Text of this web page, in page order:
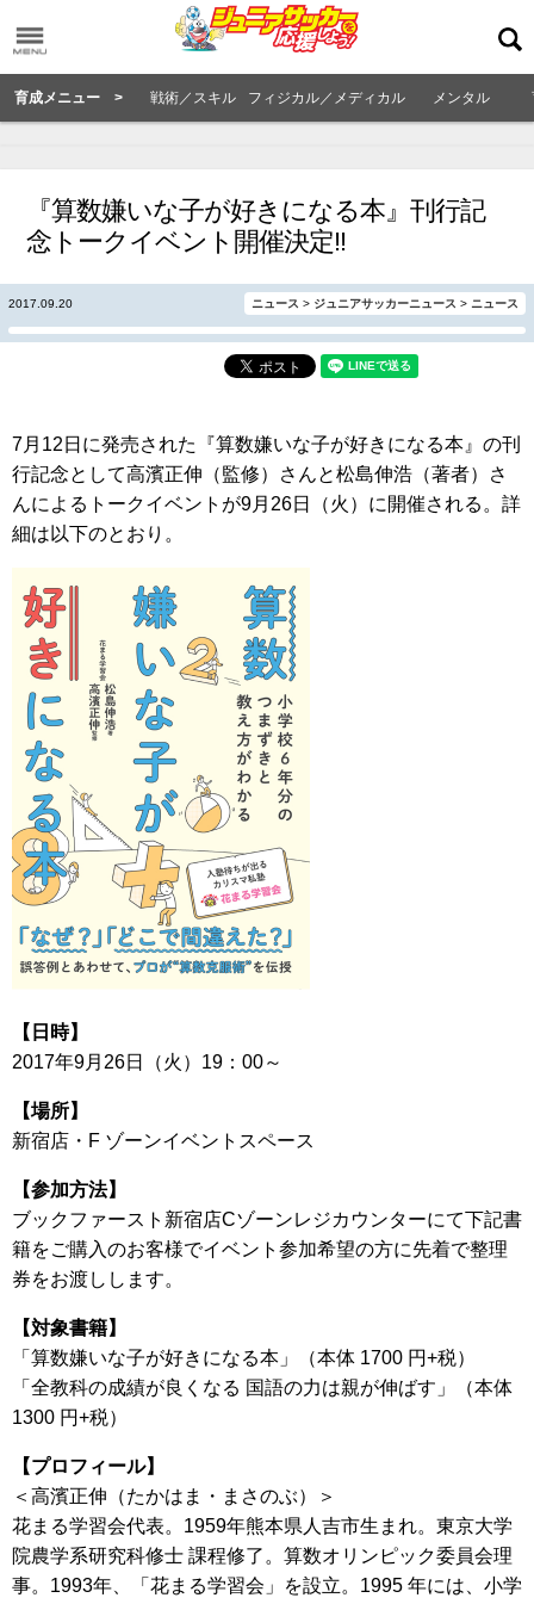
育成メニュー > 戦術／スキル フィジカル／メディカル メンタル
『算数嫌いな子が好きになる本』刊行記
念トークイベント開催決定!!
2017.09.20 ニュース > ジュニアサッカーニュース > ニュース
7月12日に発売された『算数嫌いな子が好きになる本』の刊
行記念として高濱正伸（監修）さんと松島伸浩（著者）さ
んによるトークイベントが9月26日（火）に開催される。詳
細は以下のとおり。
【日時】
2017年9月26日（火）19：00～
【場所】
新宿店・F ゾーンイベントスペース
【参加方法】
ブックファースト新宿店Cゾーンレジカウンターにて下記書
籍をご購入のお客様でイベント参加希望の方に先着で整理
券をお渡しします。
【対象書籍】
「算数嫌いな子が好きになる本」（本体 1700 円+税）
「全教科の成績が良くなる 国語の力は親が伸ばす」（本体
1300 円+税）
【プロフィール】
＜高濱正伸（たかはま・まさのぶ）＞
花まる学習会代表。1959年熊本県人吉市生まれ。東京大学
院農学系研究科修士 課程修了。算数オリンピック委員会理
事。1993年、「花まる学習会」を設立。1995 年には、小学